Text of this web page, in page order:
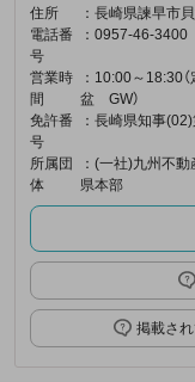
住所
：長崎県諫早市
電話番
号
：0957-46-3400
営業時
間
：10:00～
盆 GW）
免許番
号
：長崎県知事
所属団
体
：(一社)九州不
県本部
掲載さ